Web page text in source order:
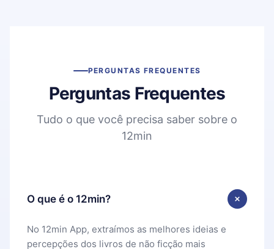
PERGUNTAS FREQUENTES
Perguntas Frequentes
Tudo o que você precisa saber sobre o
12min
O que é o 12min?
No 12min App, extraímos as melhores ideias e
percepções dos livros de não ficção mais